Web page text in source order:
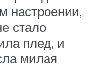
настроении,
стало
плед, и
милая